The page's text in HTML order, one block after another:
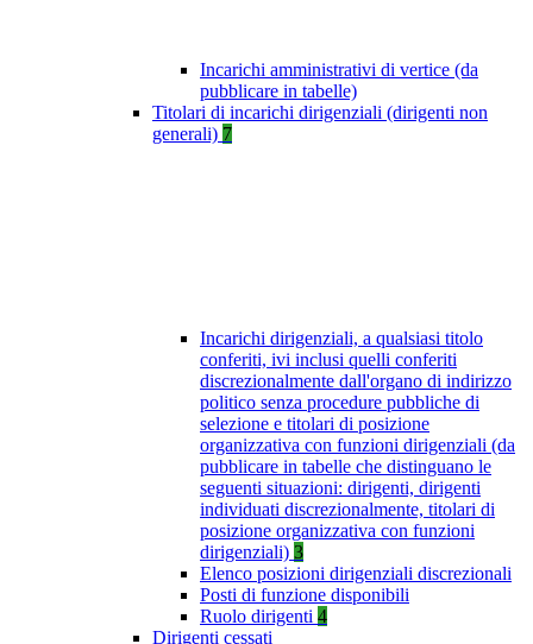
Incarichi amministrativi di vertice (da
pubblicare in tabelle)
Titolari di incarichi dirigenziali (dirigenti non
generali) 7
Incarichi dirigenziali, a qualsiasi titolo
conferiti, ivi inclusi quelli conferiti
discrezionalmente dall'organo di indirizzo
politico senza procedure pubbliche di
selezione e titolari di posizione
organizzativa con funzioni dirigenziali (da
pubblicare in tabelle che distinguano le
seguenti situazioni: dirigenti, dirigenti
individuati discrezionalmente, titolari di
posizione organizzativa con funzioni
dirigenziali) 3
Elenco posizioni dirigenziali discrezionali
Posti di funzione disponibili
Ruolo dirigenti 4
Dirigenti cessati